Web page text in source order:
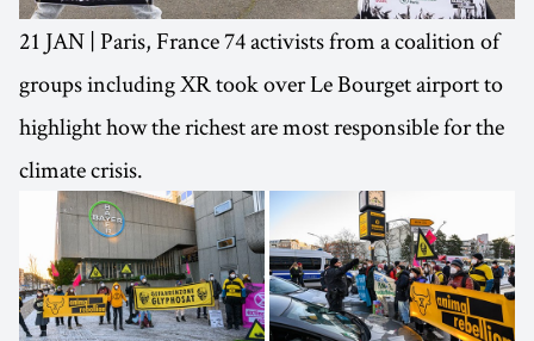
21 JAN | Paris, France 74 activists from a coalition of
groups including XR took over Le Bourget airport to
highlight how the richest are most responsible for the
climate crisis.